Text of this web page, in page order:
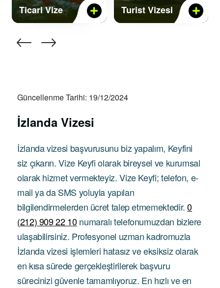
Ticari Vize Turist Vizesi
Güncellenme Tarihi: 19/12/2024
İzlanda Vizesi
İzlanda vizesi başvurusunu biz yapalım, Keyfini
siz çıkarın. Vize Keyfi olarak bireysel ve kurumsal
olarak hizmet vermekteyiz. Vize Keyfi; telefon, e-
mail ya da SMS yoluyla yapılan
bilgilendirmelerden ücret talep etmemektedir.0
(212) 909 22 10numaralı telefonumuzdan bizlere
ulaşabilirsiniz. Profesyonel uzman kadromuzla
İzlanda vizesi işlemleri hatasız ve eksiksiz olarak
en kısa sürede gerçekleştirilerek başvuru
sürecinizi güvenle tamamlıyoruz. En hızlı ve en